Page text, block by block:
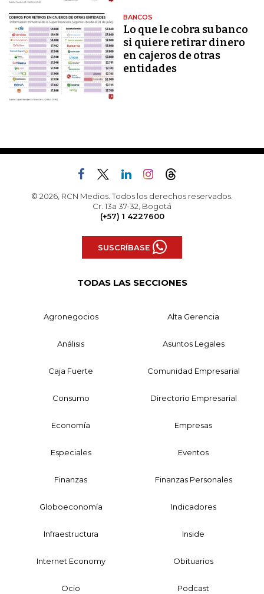
BANCOS
Lo que le cobra su banco
si quiere retirar dinero
en cajeros de otras
entidades
© 2026, RCN Medios. Todos los derechos reservados.
Cr. 13a 37-32, Bogotá
(+57) 1 4227600
SUSCRÍBASE
TODAS LAS SECCIONES
Agronegocios Alta Gerencia
Análisis Asuntos Legales
Caja Fuerte Comunidad Empresarial
Consumo Directorio Empresarial
Economía Empresas
Especiales Eventos
Finanzas Finanzas Personales
Globoeconomía Indicadores
Infraestructura Inside
Internet Economy Obituarios
Ocio Podcast